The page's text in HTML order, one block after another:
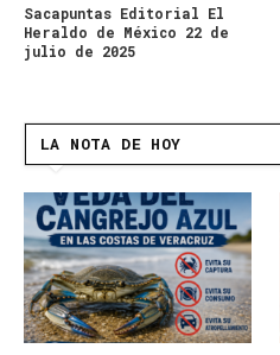
Sacapuntas Editorial El
Heraldo de México 22 de
julio de 2025
LA NOTA DE HOY